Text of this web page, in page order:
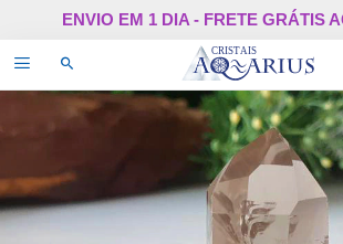
Pular
o
conteúdo
ENVIO EM 1 DIA - FRETE GRÁTIS
Alternar
navegação